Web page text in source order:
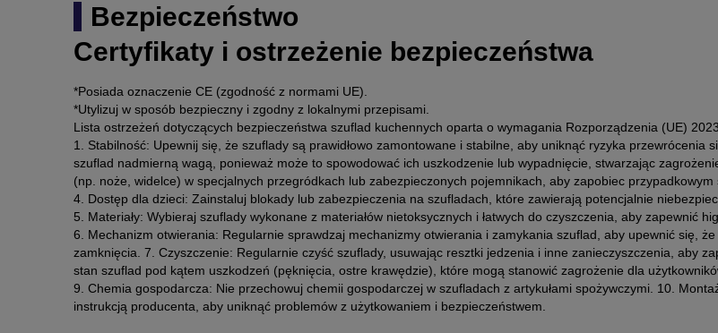
Bezpieczeństwo
Certyfikaty i ostrzeżenie bezpieczeństwa
*Posiada oznaczenie CE (zgodność z normami UE).
*Utylizuj w sposób bezpieczny i zgodny z lokalnymi przepisami.
Lista ostrzeżeń dotyczących bezpieczeństwa szuflad kuchennych oparta o wymagania Rozporządzenia (UE)
1. Stabilność: Upewnij się, że szuflady są prawidłowo zamontowane i stabilne, aby uniknąć ryzyka przewrócenia
szuflad nadmierną wagą, ponieważ może to spowodować ich uszkodzenie lub wypadnięcie, stwarzając
(np. noże, widelce) w specjalnych przegródkach lub zabezpieczonych pojemnikach, aby zapobiec przypadkowym
4. Dostęp dla dzieci: Zainstaluj blokady lub zabezpieczenia na szufladach, które zawierają potencjalnie
5. Materiały: Wybieraj szuflady wykonane z materiałów nietoksycznych i łatwych do czyszczenia, aby zapewnić
6. Mechanizm otwierania: Regularnie sprawdzaj mechanizmy otwierania i zamykania szuflad, aby upewnić się, że
zamknięcia. 7. Czyszczenie: Regularnie czyść szuflady, usuwając resztki jedzenia i inne zanieczyszczenia, aby
stan szuflad pod kątem uszkodzeń (pęknięcia, ostre krawędzie), które mogą stanowić zagrożenie dla
9. Chemia gospodarcza: Nie przechowuj chemii gospodarczej w szufladach z artykułami spożywczymi. 10.
instrukcją producenta, aby uniknąć problemów z użytkowaniem i bezpieczeństwem.